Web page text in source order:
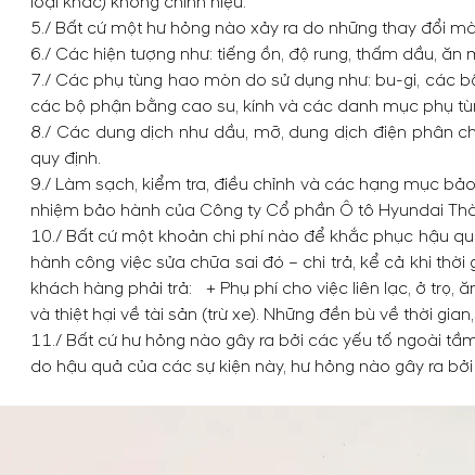
5./ Bất cứ một hư hỏng nào xảy ra do những thay đổi
6./ Các hiện tượng như: tiếng ồn, độ rung, thấm dầu,
7./ Các phụ tùng hao mòn do sử dụng như: bu-gi, các
các bộ phận bằng cao su, kính và các danh mục phụ
8./ Các dung dịch như dầu, mỡ, dung dịch điện phân
quy định.
9./ Làm sạch, kiểm tra, điều chỉnh và các hạng mục
nhiệm bảo hành của Công ty Cổ phần Ô tô Hyundai
10./ Bất cứ một khoản chi phí nào để khắc phục hậu
hành công việc sửa chữa sai đó – chi trả, kể cả khi
khách hàng phải trả: + Phụ phí cho việc liên lạc, ở trọ,
và thiệt hại về tài sản (trừ xe). Những đền bù về thời
11./ Bất cứ hư hỏng nào gây ra bởi các yếu tố ngoài
do hậu quả của các sự kiện này, hư hỏng nào gây ra